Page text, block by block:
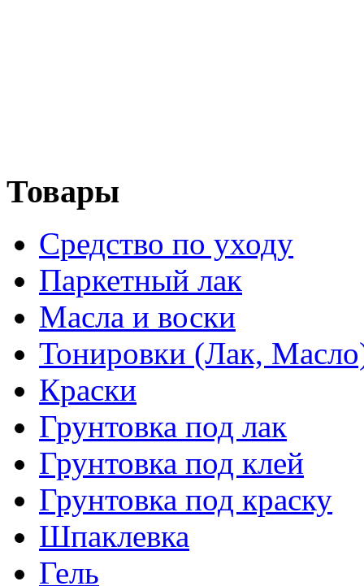
Товары
Средство по уходу
Паркетный лак
Масла и воски
Тонировки (Лак,
Краски
Грунтовка под лак
Грунтовка под клей
Грунтовка под краску
Шпаклевка
Гель